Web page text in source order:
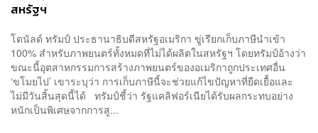
สหรัฐฯ
โดนัลด์ ทรัมป์ ประธานาธิบดีสหรัฐอเมริกา ขู่เรียกเก็บภาษีนำเข้า
100% สำหรับภาพยนตร์ทั้งหมดที่ไม่ได้ผลิตในสหรัฐฯ โดยทรัมป์อ้างว่า
ขณะนี้อุตสาหกรรมการสร้างภาพยนตร์ของอเมริกาถูกประเทศอื่น
‘ขโมยไป’ เขาระบุว่า การเก็บภาษีนี้จะช่วยแก้ไขปัญหาที่ยืดเยื้อและ
ไม่มีวันสิ้นสุดนี้ได้ ทรัมป์ชี้ว่า รัฐแคลิฟอร์เนียได้รับผลกระทบอย่าง
หนักเป็นพิเศษจากการสู...